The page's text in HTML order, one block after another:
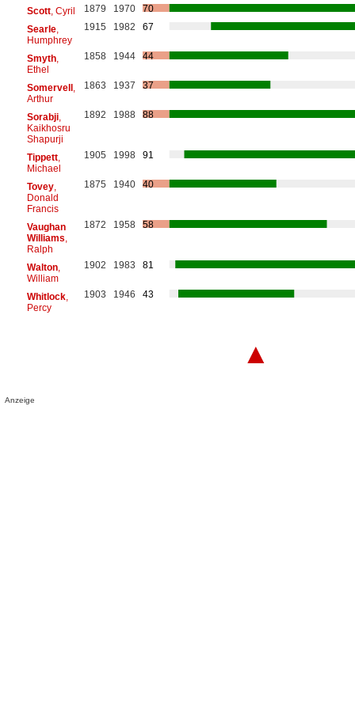
Scott, Cyril 1879 1970
70
Searle,
Humphrey
1915 1982 67
Smyth,
Ethel
1858 1944 44
Somervell ,
Arthur
1863 1937 37
Sorabji,
Kaikhosru
Shapurji
1892 1988 88
Tippett,
Michael
1905 1998 91
Tovey,
Donald
Francis
1875 1940 40
Vaughan
Williams,
Ralph
1872 1958 58
Walton,
William
1902 1983 81
Whitlock,
Percy
1903 1946 43
▲
Anzeige